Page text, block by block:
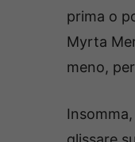
prima o
Myrta
meno,